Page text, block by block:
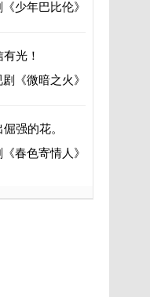
《少年巴比伦》
光！
《微暗之火》
强的花。
《春色寄情人》